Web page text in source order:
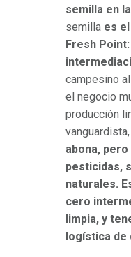
semilla en
semilla es
Fresh
campesino
el negocio
producción
abona,
pesticidas,
naturales.
cero
limpia, y
logística de